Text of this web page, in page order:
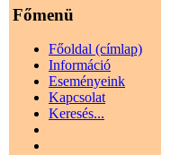
Főmenü
Főoldal (címlap)
Információ
Eseményeink
Kapcsolat
Keresés...